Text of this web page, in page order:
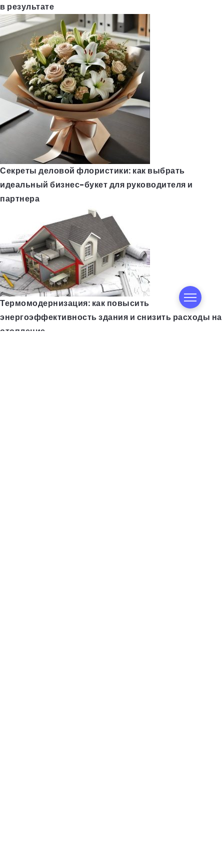
в результате
Секреты деловой флористики: как выбрать
идеальный бизнес-букет для руководителя и
партнера
Термомодернизация: как повысить
энергоэффективность здания и снизить расходы на
отопление